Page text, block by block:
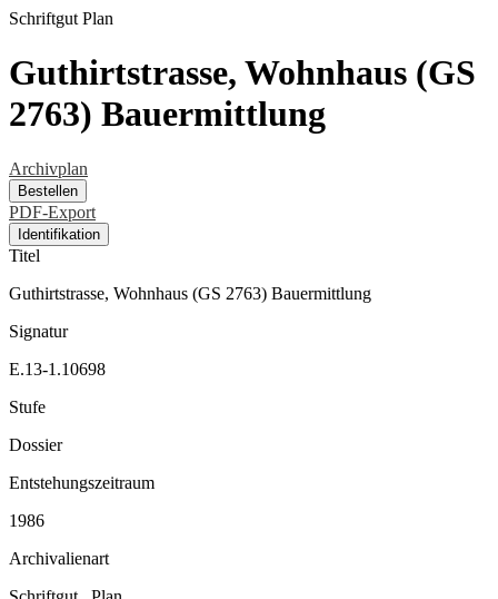
Schriftgut Plan
Guthirtstrasse, Wohnhaus (GS
2763) Bauermittlung
Archivplan
Bestellen
PDF-Export
Identifikation
Titel
Guthirtstrasse, Wohnhaus (GS 2763) Bauermittlung
Signatur
E.13-1.10698
Stufe
Dossier
Entstehungszeitraum
1986
Archivalienart